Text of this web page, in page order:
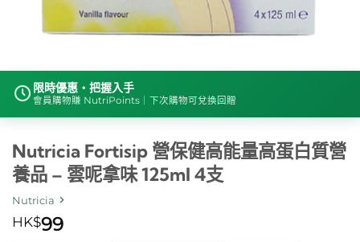
限時優惠・把握入手
會員購物賺 NutriPoints｜下次購物可兌換回贈
Nutricia Fortisip 營保健高能量高蛋白質營
養品 – 雲呢拿味 125ml 4支
Nutricia
HK$99